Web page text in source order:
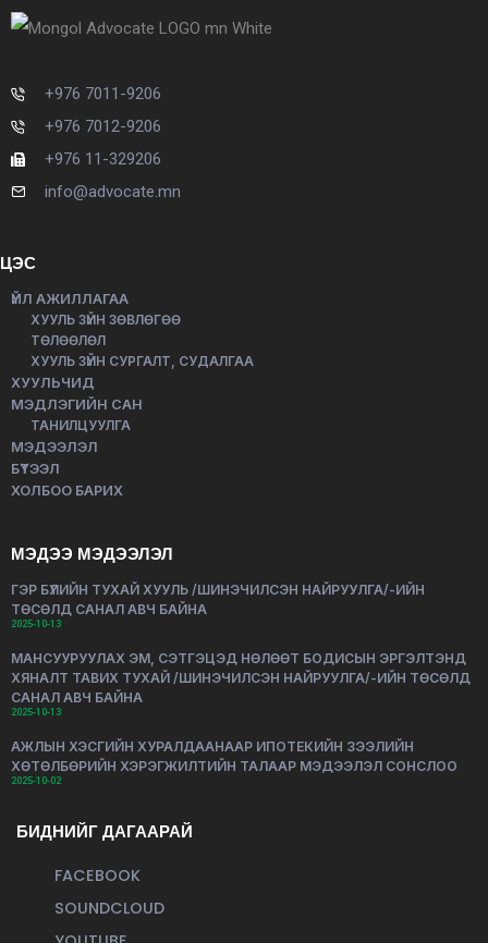
+976 7011-9206
+976 7012-9206
+976 11-329206
info@advocate.mn
ЦЭС
ҮЙЛ АЖИЛЛАГАА
ХУУЛЬ ЗҮЙН ЗӨВЛӨГӨӨ
ТӨЛӨӨЛӨЛ
ХУУЛЬ ЗҮЙН СУРГАЛТ, СУДАЛГАА
ХУУЛЬЧИД
МЭДЛЭГИЙН САН
ТАНИЛЦУУЛГА
МЭДЭЭЛЭЛ
БҮТЭЭЛ
ХОЛБОО БАРИХ
МЭДЭЭ МЭДЭЭЛЭЛ
ГЭР БҮЛИЙН ТУХАЙ ХУУЛЬ /ШИНЭЧИЛСЭН НАЙРУУЛГА/-ИЙН
ТӨСӨЛД САНАЛ АВЧ БАЙНА
2025-10-13
МАНСУУРУУЛАХ ЭМ, СЭТГЭЦЭД НӨЛӨӨТ БОДИСЫН ЭРГЭЛТЭНД
ХЯНАЛТ ТАВИХ ТУХАЙ /ШИНЭЧИЛСЭН НАЙРУУЛГА/-ИЙН ТӨСӨЛД
САНАЛ АВЧ БАЙНА
2025-10-13
АЖЛЫН ХЭСГИЙН ХУРАЛДААНААР ИПОТЕКИЙН ЗЭЭЛИЙН
ХӨТӨЛБӨРИЙН ХЭРЭГЖИЛТИЙН ТАЛААР МЭДЭЭЛЭЛ СОНСЛОО
2025-10-02
БИДНИЙГ ДАГААРАЙ
FACEBOOK
SOUNDCLOUD